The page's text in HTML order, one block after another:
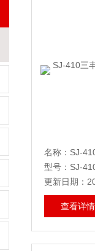
型号：SJ-
更新日期：
查看详情